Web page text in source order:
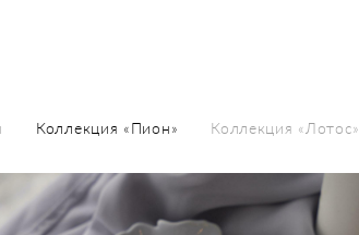
Коллекция «Пион» Коллекция «Лотос»